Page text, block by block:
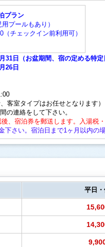
プラン
プールもあり）
チェックイン前利用可）
31日（お盆期間、宿の定める特定
26日
客室タイプはお任せとなります）
の連絡をして下さい。
、宿泊券を郵送します。入湯税
さい。宿泊日まで1ヶ月以内の
平日・